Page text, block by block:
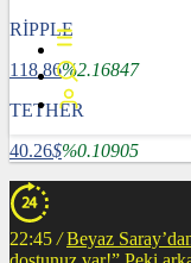
RİPPLE
118.86%2.16847
TETHER
40.26$%0.10905
22:45 / Beyaz